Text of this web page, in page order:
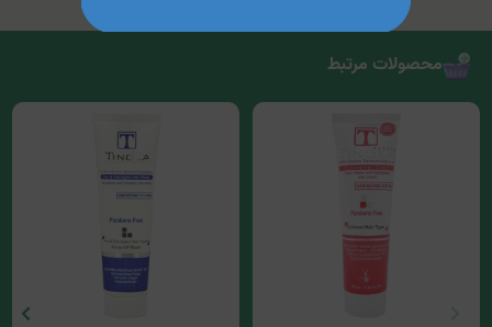
محصولات مرتبط